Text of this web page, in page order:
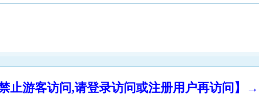
止游客访问,请登录访问或注册用户再访问】→